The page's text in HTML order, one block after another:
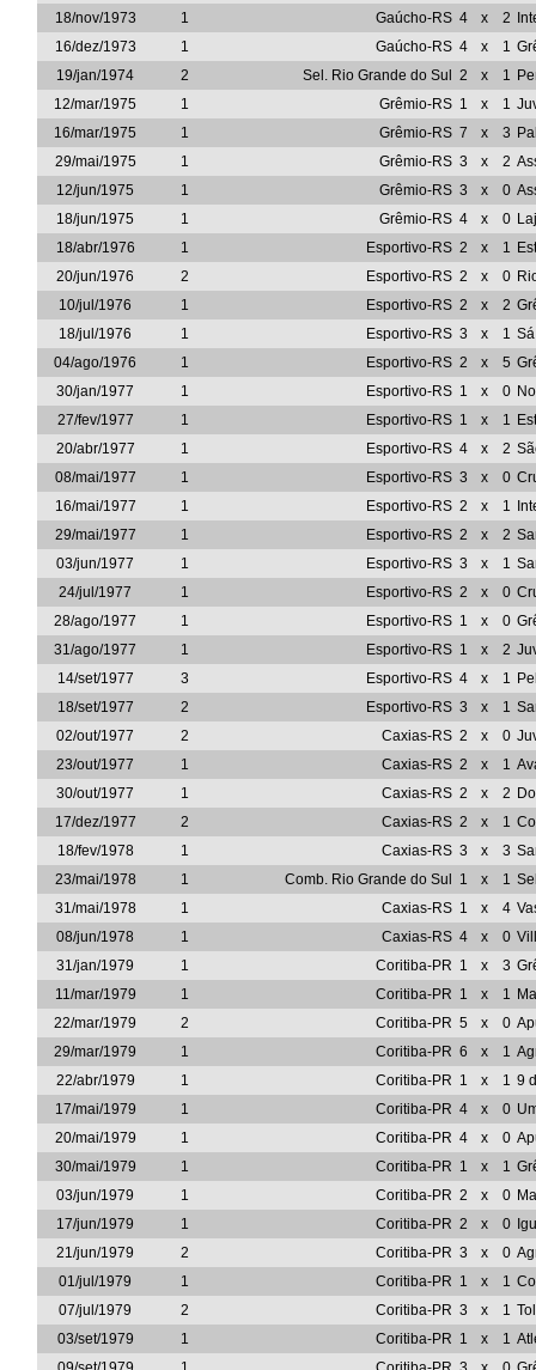
18/nov/1973
1 Gaúcho-RS 4 x 2
16/dez/1973
1 Gaúcho-RS 4 x 1
19/jan/1974
2 Sel. Rio Grande do Sul 2 x 1
12/mar/1975
1 Grêmio-RS 1 x 1
16/mar/1975
1 Grêmio-RS 7 x 3
29/mai/1975
1 Grêmio-RS 3 x 2
12/jun/1975
1 Grêmio-RS 3 x 0
18/jun/1975
1 Grêmio-RS 4 x 0
18/abr/1976
1 Esportivo-RS 2 x 1
20/jun/1976
2 Esportivo-RS 2 x 0
10/jul/1976
1 Esportivo-RS 2 x 2
18/jul/1976
1 Esportivo-RS 3 x 1
04/ago/1976
1 Esportivo-RS 2 x 5
30/jan/1977
1 Esportivo-RS 1 x 0
27/fev/1977
1 Esportivo-RS 1 x 1
20/abr/1977
1 Esportivo-RS 4 x 2
08/mai/1977
1 Esportivo-RS 3 x 0
16/mai/1977
1 Esportivo-RS 2 x 1
29/mai/1977
1 Esportivo-RS 2 x 2
03/jun/1977
1 Esportivo-RS 3 x 1
24/jul/1977
1 Esportivo-RS 2 x 0
28/ago/1977
1 Esportivo-RS 1 x 0
31/ago/1977
1 Esportivo-RS 1 x 2
14/set/1977
3 Esportivo-RS 4 x 1
18/set/1977
2 Esportivo-RS 3 x 1
02/out/1977
2 Caxias-RS 2 x 0
23/out/1977
1 Caxias-RS 2 x 1
30/out/1977
1 Caxias-RS 2 x 2
17/dez/1977
2 Caxias-RS 2 x 1
18/fev/1978
1 Caxias-RS 3 x 3
23/mai/1978
1 Comb. Rio Grande do Sul 1 x 1
31/mai/1978
1 Caxias-RS 1 x 4
08/jun/1978
1 Caxias-RS 4 x 0
31/jan/1979
1 Coritiba-PR 1 x 3
11/mar/1979
1 Coritiba-PR 1 x 1
22/mar/1979
2 Coritiba-PR 5 x 0
29/mar/1979
1 Coritiba-PR 6 x 1
22/abr/1979
1 Coritiba-PR 1 x 1 9
17/mai/1979
1 Coritiba-PR 4 x 0
20/mai/1979
1 Coritiba-PR 4 x 0
30/mai/1979
1 Coritiba-PR 1 x 1
03/jun/1979
1 Coritiba-PR 2 x 0
17/jun/1979
1 Coritiba-PR 2 x 0
21/jun/1979
2 Coritiba-PR 3 x 0
01/jul/1979
1 Coritiba-PR 1 x 1
07/jul/1979
2 Coritiba-PR 3 x 1
03/set/1979
1 Coritiba-PR 1 x 1